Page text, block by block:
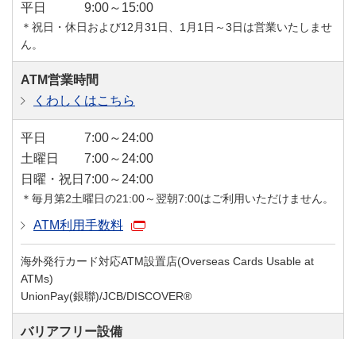
平日 9:00～15:00
＊祝日・休日および12月31日、1月1日～3日は営業いたしませ
ん。
ATM営業時間
くわしくはこちら
平日
7:00～24:00
土曜日
7:00～24:00
日曜・祝日 7:00～24:00
＊毎月第2土曜日の21:00～翌朝7:00はご利用いただけません。
ATM利用手数料
海外発行カード対応ATM設置店(Overseas Cards Usable at
ATMs)
UnionPay(銀聯)/JCB/DISCOVER®
バリアフリー設備